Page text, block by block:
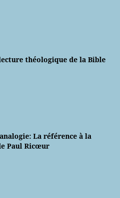
théologique de la Bible
La référence à la
Paul Ricœur